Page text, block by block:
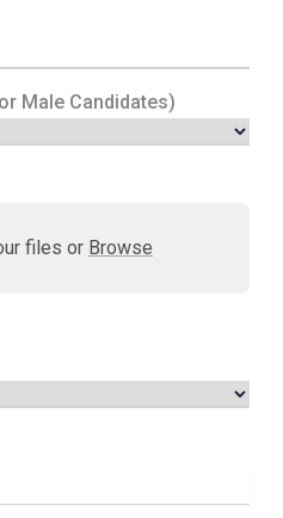
Male Candidates)
files or Browse